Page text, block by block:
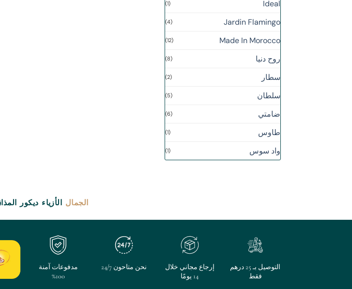
Ideal
(1)
Jardin Flamingo
(4)
Made In Morocco
(12)
روح دنيا (8)
سطار (2)
سلطان (5)
ضامتي (6)
طاوس (1)
واد سوس (1)
الجمال الأزياء ديكور
التوصيل بـ 25 درهم
فقط
إرجاع مجاني خلال
14 يومًا
نحن متاحون 24/7
مدفوعات آمنة
100%